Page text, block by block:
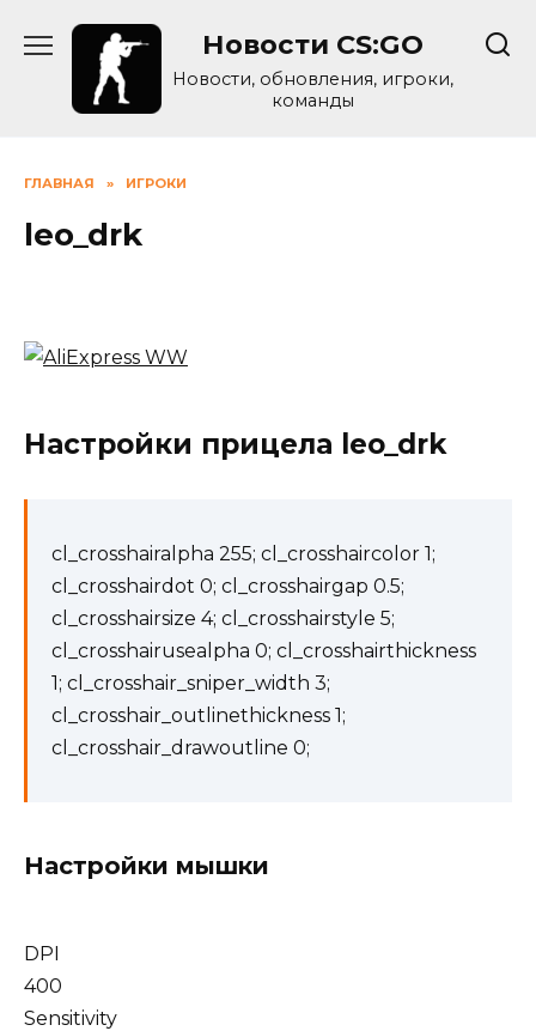
Новости CS:GO
Новости, обновления, игроки,
команды
ГЛАВНАЯ » ИГРОКИ
leo_drk
Настройки прицела leo_drk
cl_crosshairalpha 255; cl_crosshaircolor 1;
cl_crosshairdot 0; cl_crosshairgap 0.5;
cl_crosshairsize 4; cl_crosshairstyle 5;
cl_crosshairusealpha 0; cl_crosshairthickness
1; cl_crosshair_sniper_width 3;
cl_crosshair_outlinethickness 1;
cl_crosshair_drawoutline 0;
Настройки мышки
DPI
400
Sensitivity